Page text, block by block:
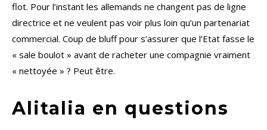
flot. Pour l’instant les allemands ne changent pas de ligne
directrice et ne veulent pas voir plus loin qu’un partenariat
commercial. Coup de bluff pour s’assurer que l’Etat fasse le
« sale boulot » avant de racheter une compagnie vraiment
« nettoyée » ? Peut être.
Alitalia en questions